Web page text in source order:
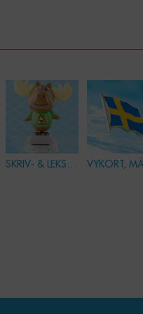
SKRIV- & LEKSAKER